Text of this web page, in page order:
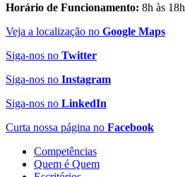
Horário de Funcionamento: 8h às 18h
Veja a localização no Google Maps
Siga-nos no Twitter
Siga-nos no Instagram
Siga-nos no LinkedIn
Curta nossa página no Facebook
Competências
Quem é Quem